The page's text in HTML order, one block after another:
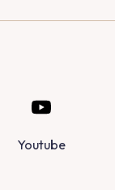
Youtube